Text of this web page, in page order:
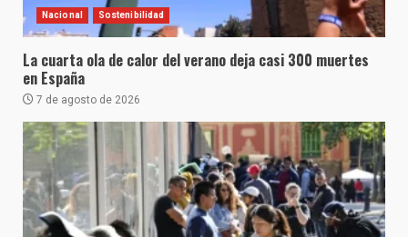
Nacional Sostenibilidad
La cuarta ola de calor del verano deja casi 300 muertes
en España
7 de agosto de 2026